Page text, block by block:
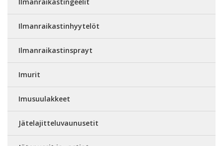
Ilmanraikastinhyytelöt
Ilmanraikastinsprayt
Imurit
Imusuulakkeet
Jätelajitteluvaunusetit